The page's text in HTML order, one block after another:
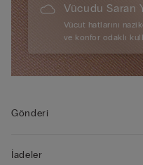
Vücudu Saran
Vücut hatlarını
ve konfor odaklı
Gönderi
İadeler